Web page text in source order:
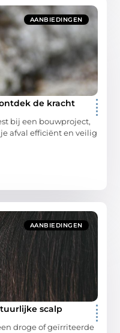
AANBIEDINGEN
de kracht
bij een bouwproject,
afval efficiënt en veilig
AANBIEDINGEN
scalp
droge of geïrriteerde